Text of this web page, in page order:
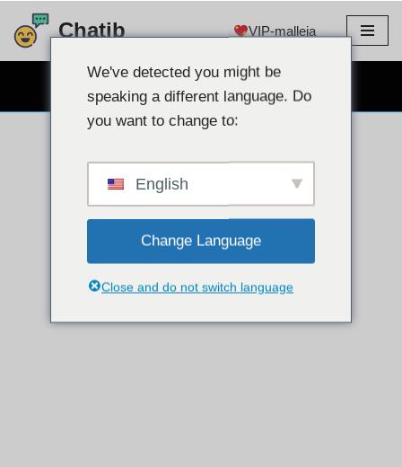
Siirry
Chatib VIP-malleja
ILMAINEN WEBCAM CHAT
We've detected you might be
speaking a different language. Do
you want to change to:
English
Change Language
Close and do not switch language